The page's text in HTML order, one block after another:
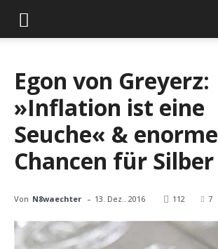
Egon von Greyerz:
»Inflation ist eine
Seuche« & enorme
Chancen für Silber
Von N8waechter - 13. Dez.. 2016 112 7